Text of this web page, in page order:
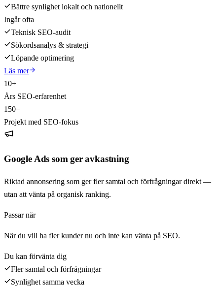
Bättre synlighet lokalt och nationellt
Ingår ofta
Teknisk SEO-audit
Sökordsanalys & strategi
Löpande optimering
Läs mer
10+
Års SEO-erfarenhet
150+
Projekt med SEO-fokus
Google Ads som ger avkastning
Riktad annonsering som ger fler samtal och förfrågningar direkt —
utan att vänta på organisk ranking.
Passar när
När du vill ha fler kunder nu och inte kan vänta på SEO.
Du kan förvänta dig
Fler samtal och förfrågningar
Synlighet samma vecka